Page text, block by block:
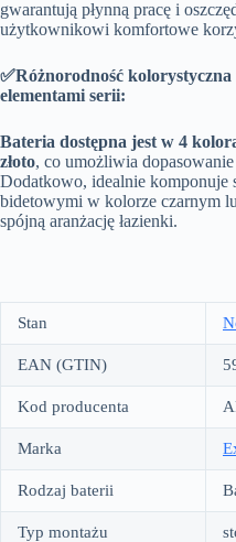
gwarantują płynną pracę i
użytkownikowi komfortowe
✅Różnorodność
elementami serii:
Bateria dostępna jest w 4
złoto, co umożliwia
Dodatkowo, idealnie
bidetowymi w kolorze czarnym
spójną aranżację łazienki.
Stan
EAN (GTIN)
Kod producenta
Marka
Rodzaj baterii
Typ montażu